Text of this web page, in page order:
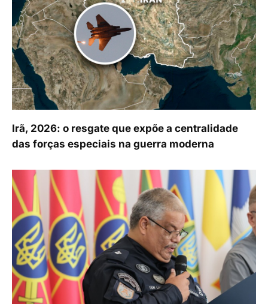
Irã, 2026: o resgate que expõe a centralidade
das forças especiais na guerra moderna